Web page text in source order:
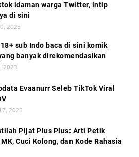
idaman warga Twitter, intip
di sini
2025
sub Indo baca di sini komik
banyak direkomendasikan
2023
Evaanurr Seleb TikTok Viral
2025
Pijat Plus Plus: Arti Petik
Cuci Kolong, dan Kode Rahasia